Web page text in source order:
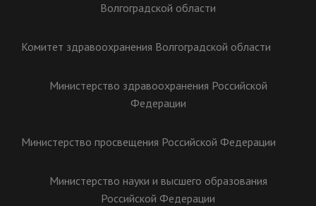
Волгоградской области
Комитет здравоохранения Волгоградской области
Министерство здравоохранения Российской
Федерации
Министерство просвещения Российской Федерации
Министерство науки и высшего образования
Российской Федерации